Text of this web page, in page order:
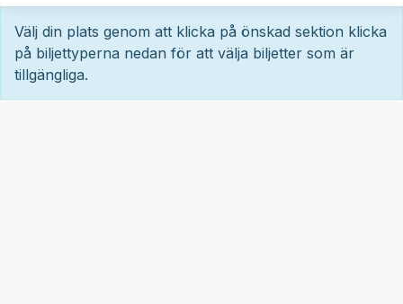
Välj din plats genom att klicka på önskad sektion klicka
på biljettyperna nedan för att välja biljetter som är
tillgängliga.